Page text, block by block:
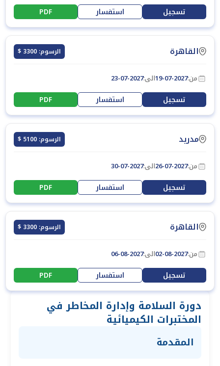
تسجيل استفسار PDF
القاهرة الرسوم: 3300 $
من:19-07-2027الى:23-07-2027
تسجيل استفسار PDF
مدريد الرسوم: 5100 $
من:26-07-2027الى:30-07-2027
تسجيل استفسار PDF
القاهرة الرسوم: 3300 $
من:02-08-2027الى:06-08-2027
تسجيل استفسار PDF
دورة السلامة وإدارة المخاطر في
المختبرات الكيميائية
المقدمة